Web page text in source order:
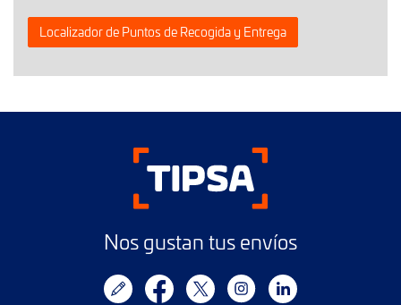
Localizador de Puntos de Recogida y Entrega
Nos gustan tus envíos